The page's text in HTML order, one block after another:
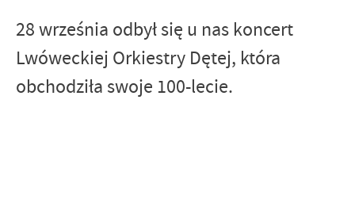
28 września odbył się u nas koncert
Lwóweckiej Orkiestry Dętej, która
obchodziła swoje 100-lecie.